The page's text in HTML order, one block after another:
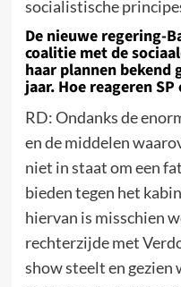
socialistische
De nieuwe regering-
coalitie met de
haar plannen bekend
jaar. Hoe reageren
RD: Ondanks de
en de middelen
niet in staat om een
bieden tegen het
hiervan is misschien
rechterzijde met
show steelt en gezien